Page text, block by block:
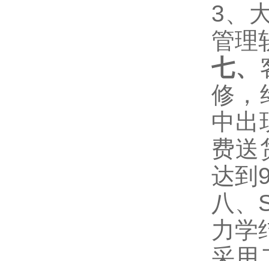
3、
管理
七、
修，
中出
费送
达到
八、
力学